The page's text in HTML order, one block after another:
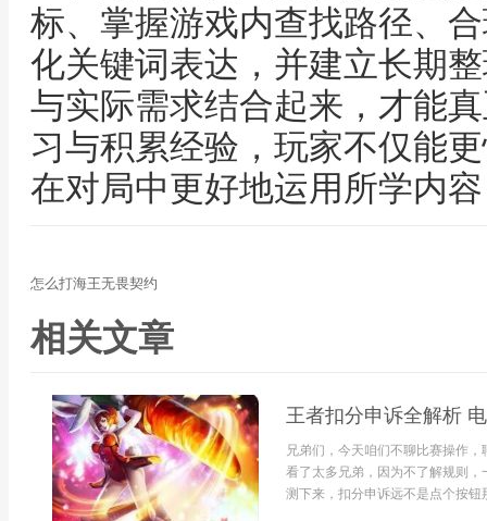
标、掌握游戏内查找路径、
化关键词表达，并建立长期
与实际需求结合起来，才能
习与积累经验，玩家不仅能
在对局中更好地运用所学内
怎么打海王无畏契约
相关文章
王者扣分申诉全解析
兄弟们，今天咱们不聊比赛操作
看了太多兄弟，因为不了解规则
测下来，扣分申诉远不是点个按钮